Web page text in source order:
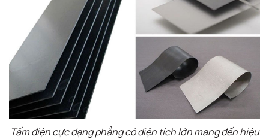
Tấm điện cực dạng phẳng có diện tích lớn mang đến hiệu